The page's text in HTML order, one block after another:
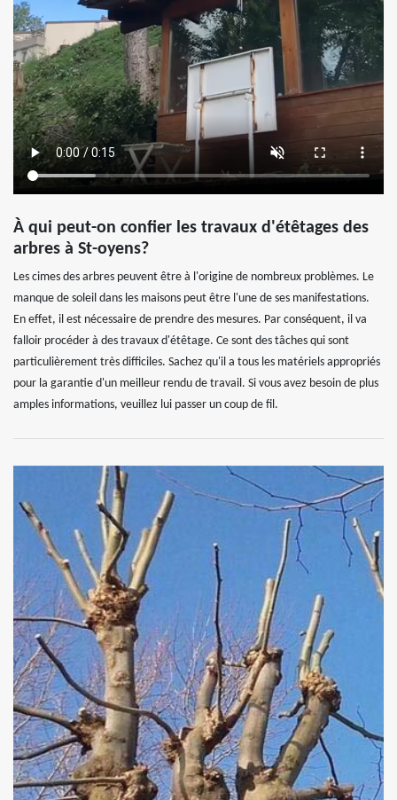
À qui peut-on confier les travaux d'étêtages des
arbres à St-oyens?
Les cimes des arbres peuvent être à l'origine de nombreux problèmes. Le
manque de soleil dans les maisons peut être l'une de ses manifestations.
En effet, il est nécessaire de prendre des mesures. Par conséquent, il va
falloir procéder à des travaux d'étêtage. Ce sont des tâches qui sont
particulièrement très difficiles. Sachez qu'il a tous les matériels appropriés
pour la garantie d'un meilleur rendu de travail. Si vous avez besoin de plus
amples informations, veuillez lui passer un coup de fil.